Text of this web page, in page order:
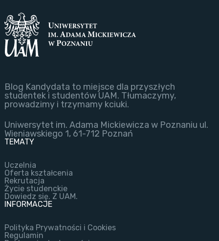
Blog Kandydata to miejsce dla przyszłych
studentek i studentów UAM. Tłumaczymy,
prowadzimy i trzymamy kciuki.
Uniwersytet im. Adama Mickiewicza w Poznaniu ul.
Wieniawskiego 1, 61-712 Poznań
TEMATY
Uczelnia
Oferta kształcenia
Rekrutacja
Życie studenckie
Dowiedz się. Z UAM.
INFORMACJE
Polityka Prywatności i Cookies
Regulamin